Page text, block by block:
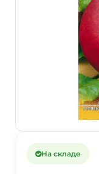
На складе